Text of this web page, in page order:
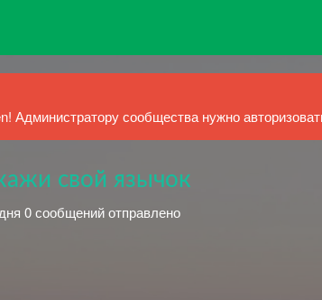
Администратору сообщества нужно
свой язычок
0 сообщений отправлено